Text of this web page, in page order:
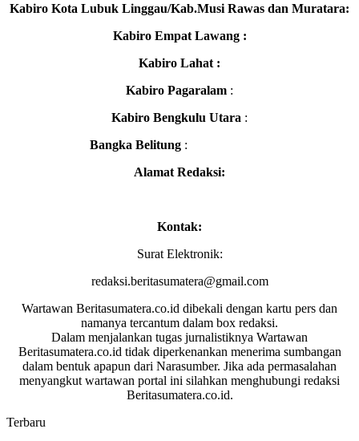
Kabiro Kota Lubuk Linggau/Kab.Musi Rawas dan Muratara:
Kabiro Empat Lawang :
Kabiro Lahat :
Kabiro Pagaralam :
Kabiro Bengkulu Utara :
Bangka Belitung :
Alamat Redaksi:
Kontak:
Surat Elektronik:
redaksi.beritasumatera@gmail.com
Wartawan Beritasumatera.co.id dibekali dengan kartu pers dan
namanya tercantum dalam box redaksi.
Dalam menjalankan tugas jurnalistiknya Wartawan
Beritasumatera.co.id tidak diperkenankan menerima sumbangan
dalam bentuk apapun dari Narasumber. Jika ada permasalahan
menyangkut wartawan portal ini silahkan menghubungi redaksi
Beritasumatera.co.id.
Terbaru